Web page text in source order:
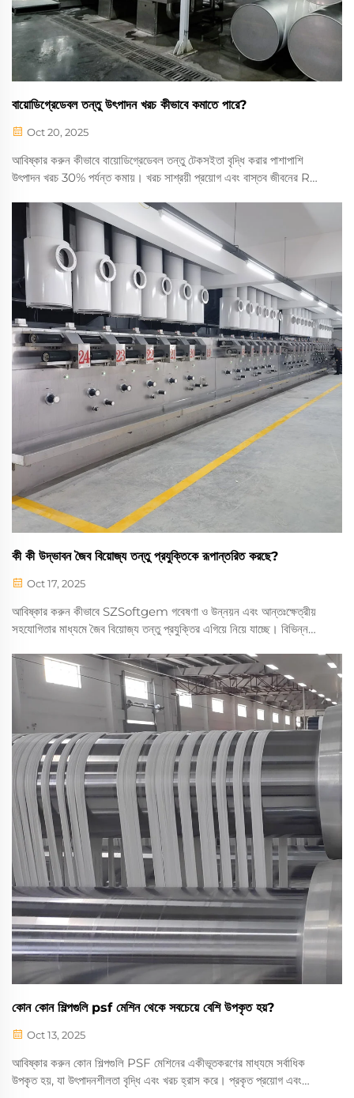
বায়োডিগ্রেডেবল তন্তু উৎপাদন খরচ কীভাবে কমাতে পারে?
Oct 20, 2025
আবিষ্কার করুন কীভাবে বায়োডিগ্রেডেবল তন্তু টেকসইতা বৃদ্ধি করার পাশাপাশি
উৎপাদন খরচ 30% পর্যন্ত কমায়। খরচ সাশ্রয়ী প্রয়োগ এবং বাস্তব জীবনের ROI
কী কী উদ্ভাবন জৈব বিয়োজ্য তন্তু প্রযুক্তিকে রূপান্তরিত করছে?
Oct 17, 2025
আবিষ্কার করুন কীভাবে SZSoftgem গবেষণা ও উন্নয়ন এবং আন্তঃক্ষেত্রীয়
সহযোগিতার মাধ্যমে জৈব বিয়োজ্য তন্তু প্রযুক্তির এগিয়ে নিয়ে যাচ্ছে। বিভিন্ন
জানুন।
কোন কোন শিল্পগুলি psf মেশিন থেকে সবচেয়ে বেশি উপকৃত হয়?
Oct 13, 2025
আবিষ্কার করুন কোন শিল্পগুলি PSF মেশিনের একীভূতকরণের মাধ্যমে সর্বাধিক
উপকৃত হয়, যা উৎপাদনশীলতা বৃদ্ধি এবং খরচ হ্রাস করে। প্রকৃত প্রয়োগ এবং